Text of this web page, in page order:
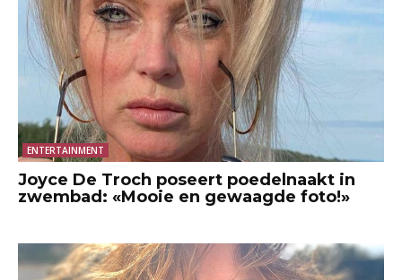
ENTERTAINMENT
Joyce De Troch poseert poedelnaakt in
zwembad: «Mooie en gewaagde foto!»